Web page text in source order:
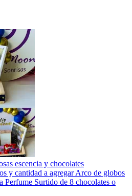
escencia y chocolates
y cantidad a agregar Arco de globos
Perfume Surtido de 8 chocolates o